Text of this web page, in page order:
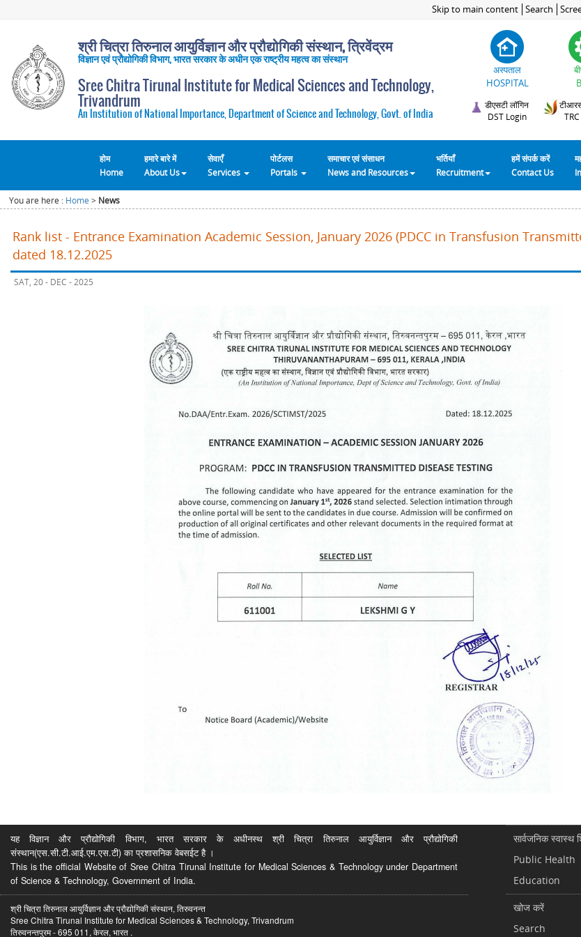
Skip to main content Search
श्री चित्रा तिरुनाल आयुर्विज्ञान और प्रौद्योगिकी संस्थान, त्रिवेंद्रम
विज्ञान एवं प्रौद्योगिकी विभाग, भारत सरकार के अधीन एक राष्ट्रीय महत्व का संस्थान
Sree Chitra Tirunal Institute for Medical Sciences and Technology,
Trivandrum
An Institution of National Importance, Department of Science and Technology, Govt. of India
अस्पताल
HOSPITAL
डीएसटी लॉगिन
DST Login
TRC
होम
Home
हमारे बारे में
About Us
सेवाएँ
Services
पोर्टलस
Portals
समाचार एवं संसाधन
News and Resources
भर्तियाँ
Recruitment
हमें संपर्क करें
Contact Us
You are here : Home > News
Rank list - Entrance Examination Academic Session, January 2026 (PDCC in Transfusion
dated 18.12.2025
SAT, 20 - DEC - 2025
यह विज्ञान और प्रौद्योगिकी विभाग, भारत सरकार के अधीनस्थ श्री चित्रा तिरुनाल आयुर्विज्ञान और प्रौद्योगिकी
संस्थान(एस.सी.टी.आई.एम.एस.टी) का प्रशासनिक वेबसईट है ।
This is the official Website of Sree Chitra Tirunal Institute for Medical Sciences & Technology under Department
of Science & Technology, Government of India.
श्री चित्रा तिरुनाल आयुर्विज्ञान और प्रौद्योगिकी संस्थान, तिरुवनन्त
Sree Chitra Tirunal Institute for Medical Sciences & Technology, Trivandrum
तिरुवनन्तपुरम - 695 011, केरल, भारत .
सार्वजनिक स्वास्थ
Public Health
Education
खोज करें
Search